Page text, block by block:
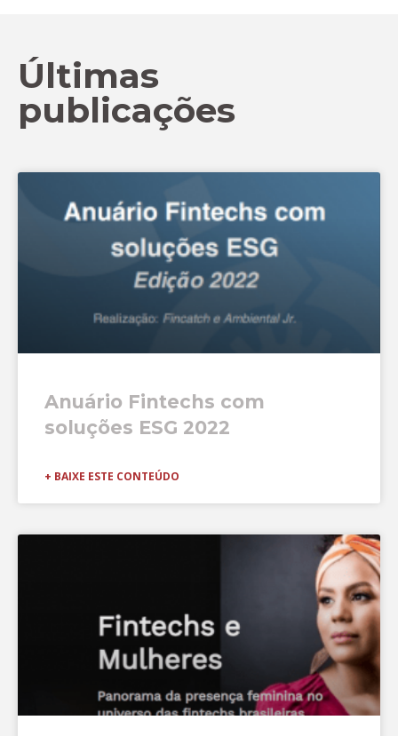
Últimas
publicações
Anuário Fintechs com
soluções ESG 2022
+ BAIXE ESTE CONTEÚDO